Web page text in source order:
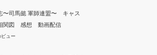
〜司馬懿 軍師連盟〜 キャス
関図 感想 動画配信
ュー